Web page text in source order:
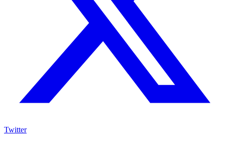
Twitter